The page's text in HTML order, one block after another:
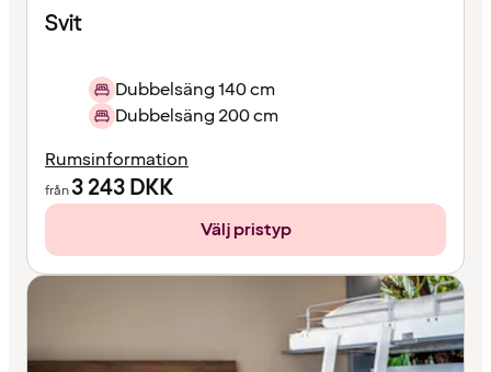
Svit
Dubbelsäng 140 cm
Dubbelsäng 200 cm
Rumsinformation
från3 243DKK
Välj pristyp